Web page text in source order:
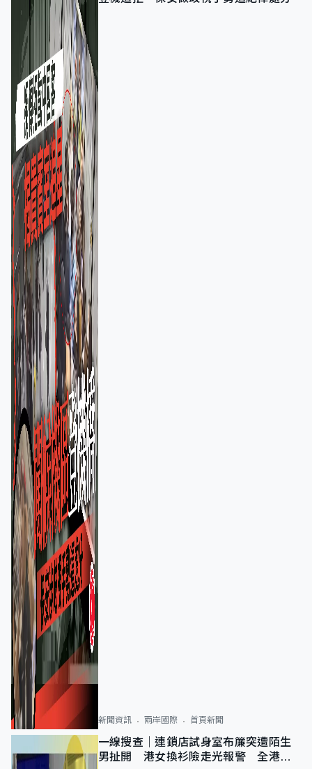
新聞資訊 兩岸國際 首頁新聞
一線搜查｜連鎖店試身室布簾突遭陌生
男扯開 港女換衫險走光報警 全港分